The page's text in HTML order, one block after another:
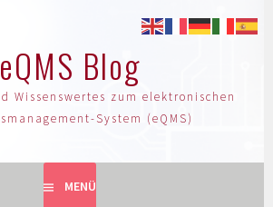
eQMS Blog
Wissenswertes zum elektronischen
System (eQMS)
MENÜ